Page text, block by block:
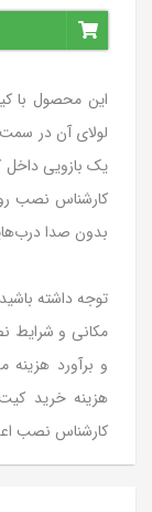
این محصول با
لولای آن در
یک بازویی
کارشناس نصب
بدون صدا
توجه داشته
مکانی و شرایط
و برآورد
هزینه خرید
کارشناس نصب